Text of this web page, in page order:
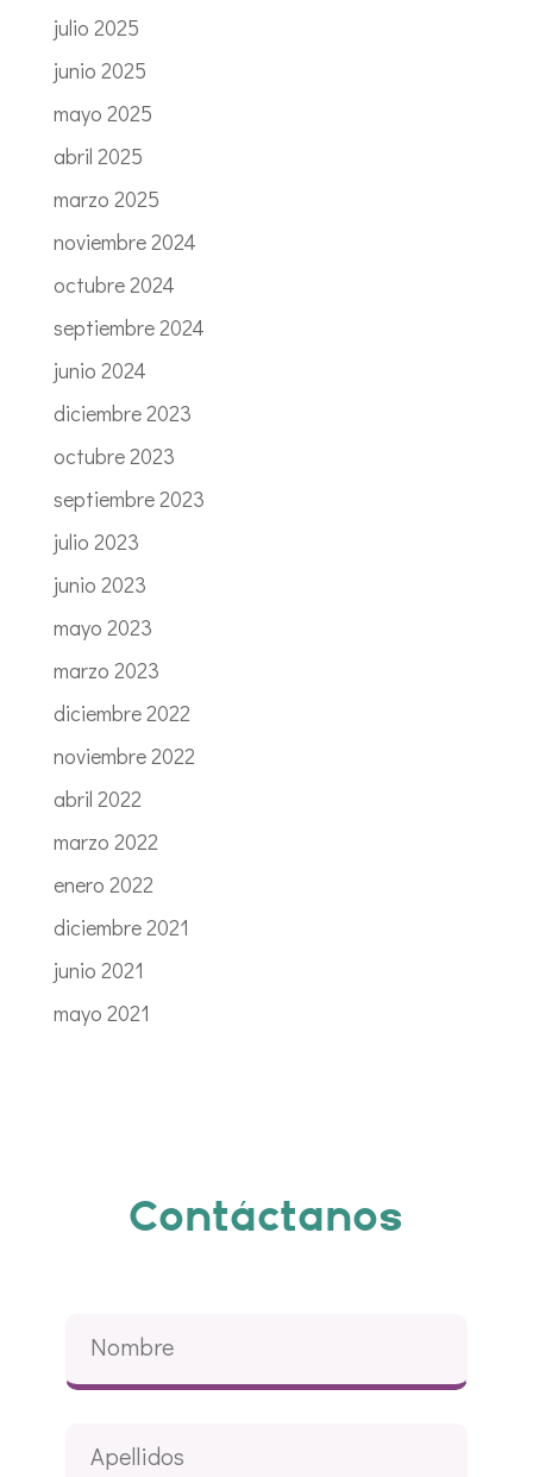
julio 2025
junio 2025
mayo 2025
abril 2025
marzo 2025
noviembre 2024
octubre 2024
septiembre 2024
junio 2024
diciembre 2023
octubre 2023
septiembre 2023
julio 2023
junio 2023
mayo 2023
marzo 2023
diciembre 2022
noviembre 2022
abril 2022
marzo 2022
enero 2022
diciembre 2021
junio 2021
mayo 2021
Contáctanos